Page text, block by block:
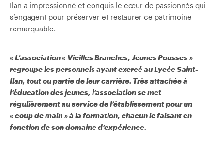
Ilan a impressionné et conquis le cœur de passionnés qui
s’engagent pour préserver et restaurer ce patrimoine
remarquable.
« L’association « Vieilles Branches, Jeunes Pousses »
regroupe les personnels ayant exercé au Lycée Saint-
Ilan, tout ou partie de leur carrière. Très attachée à
l’éducation des jeunes, l’association se met
régulièrement au service de l’établissement pour un
« coup de main » à la formation, chacun le faisant en
fonction de son domaine d’expérience.